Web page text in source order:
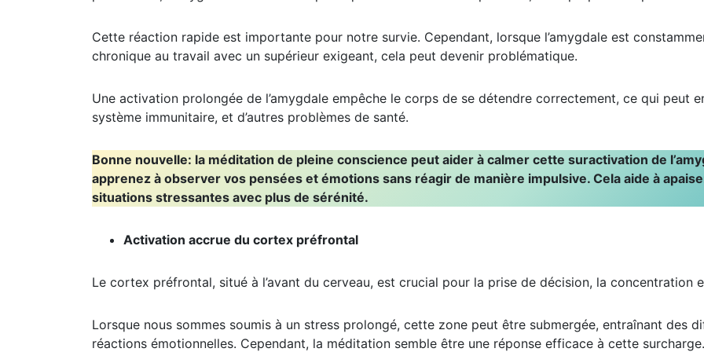
Cette réaction rapide est importante pour notre survie. Cependant, lorsque l’amygdale est
chronique au travail avec un supérieur exigeant, cela peut devenir problématique.
Une activation prolongée de l’amygdale empêche le corps de se détendre correctement, ce qui peut
système immunitaire, et d’autres problèmes de santé.
Bonne nouvelle: la méditation de pleine conscience peut aider à calmer cette suractivation de
apprenez à observer vos pensées et émotions sans réagir de manière impulsive. Cela aide à
situations stressantes avec plus de sérénité.
Activation accrue du cortex préfrontal
Le cortex préfrontal, situé à l’avant du cerveau, est crucial pour la prise de décision, la concentration
Lorsque nous sommes soumis à un stress prolongé, cette zone peut être submergée, entraînant des
réactions émotionnelles. Cependant, la méditation semble être une réponse efficace à cette surcharge.